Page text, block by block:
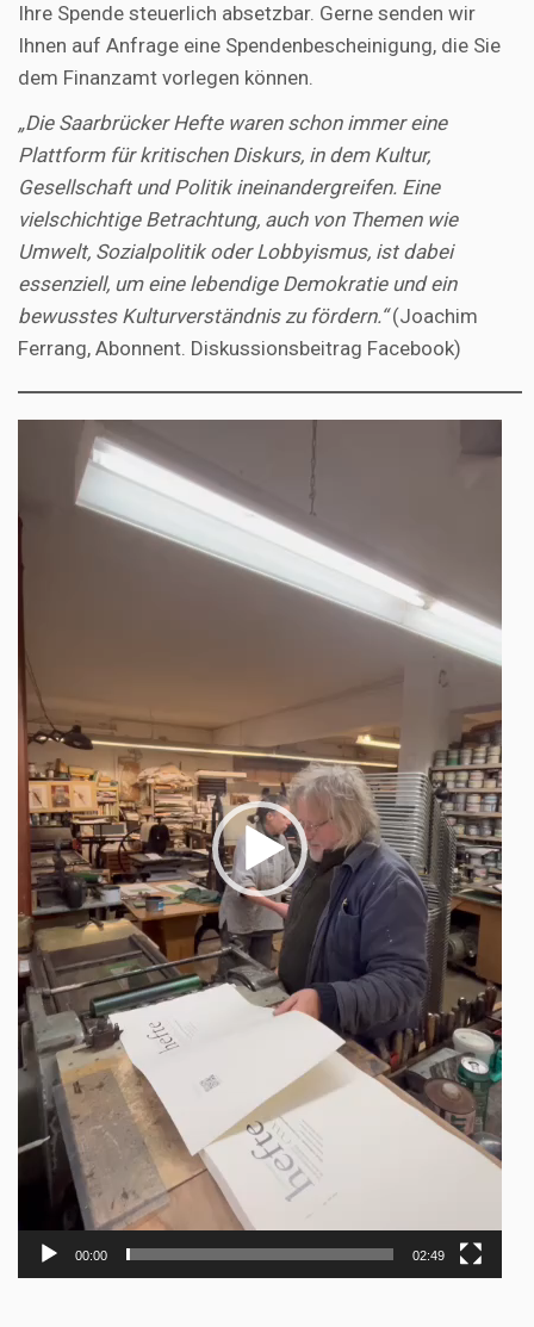
Ihre Spende steuerlich absetzbar. Gerne senden wir
Ihnen auf Anfrage eine Spendenbescheinigung, die Sie
dem Finanzamt vorlegen können.
„Die Saarbrücker Hefte waren schon immer eine
Plattform für kritischen Diskurs, in dem Kultur,
Gesellschaft und Politik ineinandergreifen. Eine
vielschichtige Betrachtung, auch von Themen wie
Umwelt, Sozialpolitik oder Lobbyismus, ist dabei
essenziell, um eine lebendige Demokratie und ein
bewusstes Kulturverständnis zu fördern.“(Joachim
Ferrang, Abonnent. Diskussionsbeitrag Facebook)
00:00 02:49